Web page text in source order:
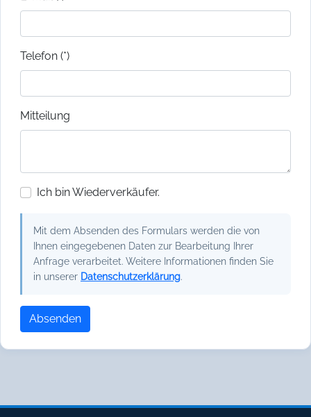
Telefon (*)
Mitteilung
Ich bin Wiederverkäufer.
Mit dem Absenden des Formulars werden die von
Ihnen eingegebenen Daten zur Bearbeitung Ihrer
Anfrage verarbeitet. Weitere Informationen finden Sie
in unserer Datenschutzerklärung.
Absenden